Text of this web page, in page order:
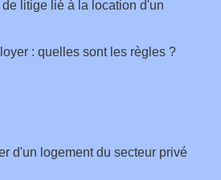
litige lié à la location d'un
: quelles sont les règles ?
d'un logement du secteur privé